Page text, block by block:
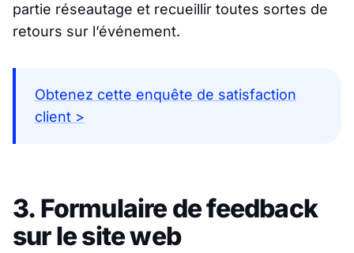
partie réseautage et recueillir toutes sortes de
retours sur l’événement.
Obtenez cette enquête de satisfaction
client >
3. Formulaire de feedback
sur le site web